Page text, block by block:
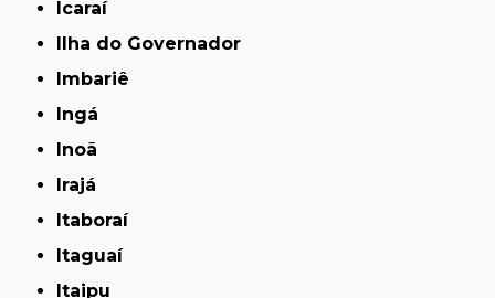
Icaraí
Ilha do Governador
Imbariê
Ingá
Inoã
Irajá
Itaboraí
Itaguaí
Itaipu